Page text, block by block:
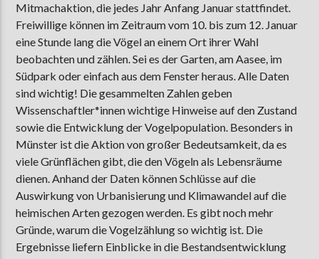
Mitmachaktion, die jedes Jahr Anfang Januar stattfindet.
Freiwillige können im Zeitraum vom 10. bis zum 12. Januar
eine Stunde lang die Vögel an einem Ort ihrer Wahl
beobachten und zählen. Sei es der Garten, am Aasee, im
Südpark oder einfach aus dem Fenster heraus. Alle Daten
sind wichtig! Die gesammelten Zahlen geben
Wissenschaftler*innen wichtige Hinweise auf den Zustand
sowie die Entwicklung der Vogelpopulation. Besonders in
Münster ist die Aktion von großer Bedeutsamkeit, da es
viele Grünflächen gibt, die den Vögeln als Lebensräume
dienen. Anhand der Daten können Schlüsse auf die
Auswirkung von Urbanisierung und Klimawandel auf die
heimischen Arten gezogen werden. Es gibt noch mehr
Gründe, warum die Vogelzählung so wichtig ist. Die
Ergebnisse liefern Einblicke in die Bestandsentwicklung